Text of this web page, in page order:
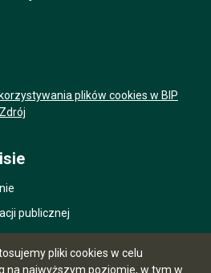
pliki cookies w celu
na najwyższym poziomie, w tym w
plików cookies w BIP
publicznej